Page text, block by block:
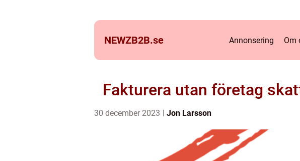
NEWZB2B.se Annonsering Om
Fakturera utan företag
30 december 2023 Jon Larsson